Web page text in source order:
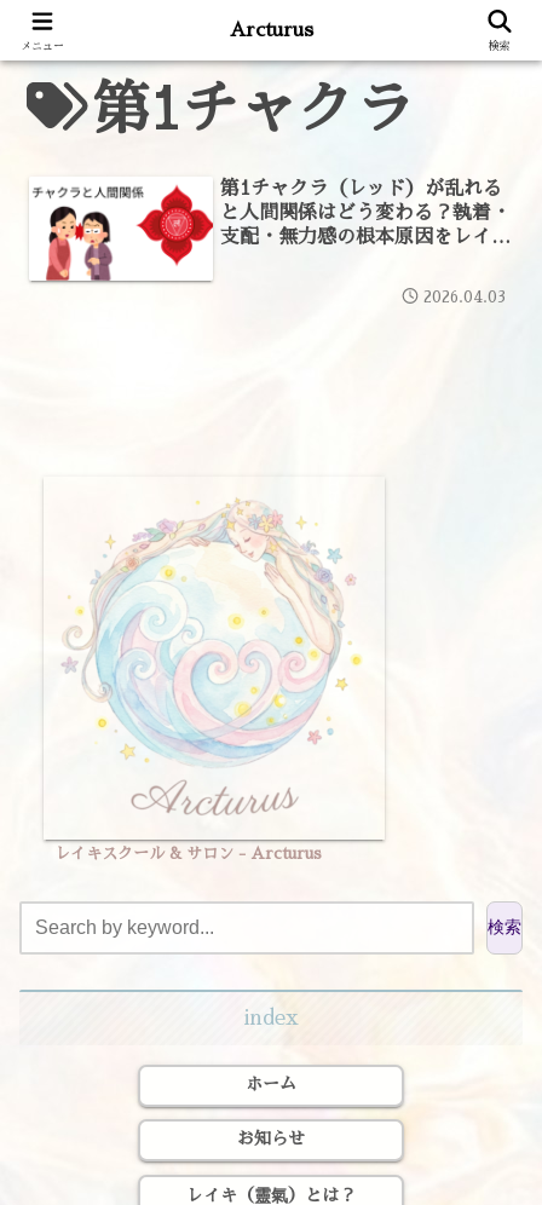
第1チャクラ
第1チャクラ（レッド）が乱れる
と人間関係はどう変わる？執着・
支配・無力感の根本原因をレイキ
2026.04.03
レイキスクール & サロン - Arcturus
検索
index
ホーム
お知らせ
レイキ（靈氣）とは？
メニュー
Arcturus
検索